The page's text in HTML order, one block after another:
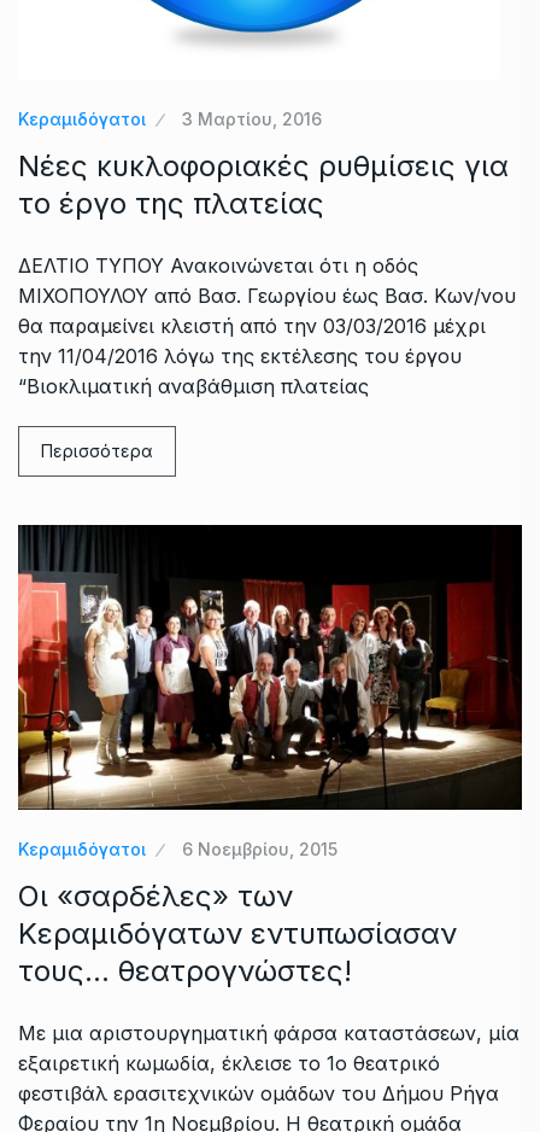
Κεραμιδόγατοι 3 Μαρτίου, 2016
Νέες κυκλοφοριακές ρυθμίσεις για
το έργο της πλατείας
ΔΕΛΤΙΟ ΤΥΠΟΥ Ανακοινώνεται ότι η οδός
ΜΙΧΟΠΟΥΛΟΥ από Βασ. Γεωργίου έως Βασ. Κων/νου
θα παραμείνει κλειστή από την 03/03/2016 μέχρι
την 11/04/2016 λόγω της εκτέλεσης του έργου
“Βιοκλιματική αναβάθμιση πλατείας
Περισσότερα
Κεραμιδόγατοι 6 Νοεμβρίου, 2015
Οι «σαρδέλες» των
Κεραμιδόγατων εντυπωσίασαν
τους… θεατρογνώστες!
Με μια αριστουργηματική φάρσα καταστάσεων, μία
εξαιρετική κωμωδία, έκλεισε το 1ο θεατρικό
φεστιβάλ ερασιτεχνικών ομάδων του Δήμου Ρήγα
Φεραίου την 1η Νοεμβρίου. Η θεατρική ομάδα